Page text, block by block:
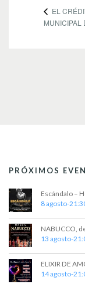
EL
MUNICIPAL
PRÓXIMOS
Escándalo –
8 agosto-
NABUCCO,
13 agosto-
ELIXIR DE
14 agosto-